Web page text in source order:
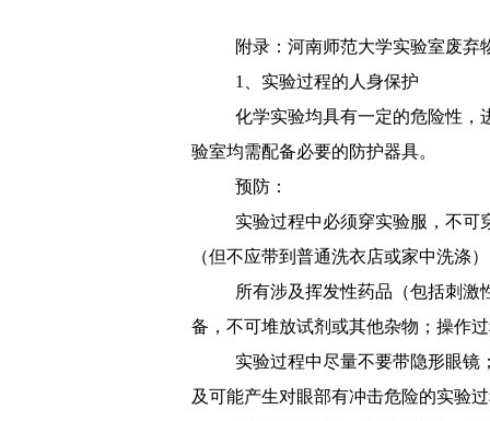
附录：河南师范大学实验室废弃
1、 实验过程的人身保护
化学实验均具有一定的危险性，
验室均需配备必要的防护器具。
预防：
实验过程中必须穿实验服，不可
（但不应带到普通洗衣店或家中洗涤
所有涉及挥发性药品（包括刺
备，不可堆放试剂或其他杂物；操作
实验过程中尽量不要带隐形眼镜
及可能产生对眼部有冲击危险的实验